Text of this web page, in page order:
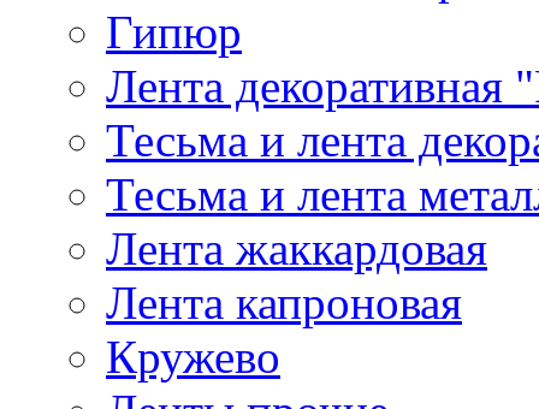
Гипюр
Лента декоративная
Тесьма и лента
Тесьма и лента
Лента жаккардовая
Лента капроновая
Кружево